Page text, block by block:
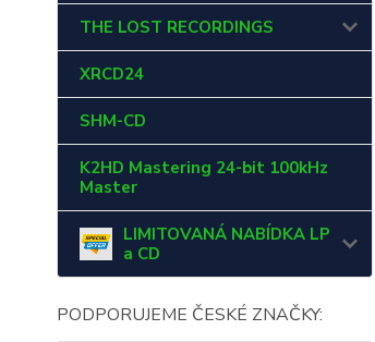
THE LOST RECORDINGS
XRCD24
SHM-CD
K2HD Mastering 24-bit 100kHz
Master
LIMITOVANÁ NABÍDKA LP
a CD
PODPORUJEME ČESKÉ ZNAČKY: